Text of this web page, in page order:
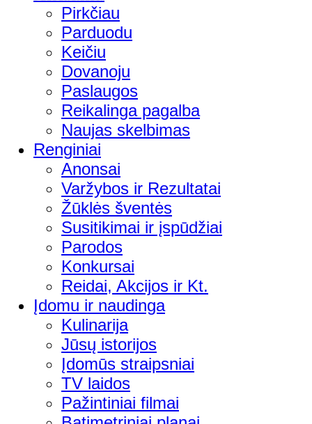
Pirkčiau
Parduodu
Keičiu
Dovanoju
Paslaugos
Reikalinga pagalba
Naujas skelbimas
Renginiai
Anonsai
Varžybos ir Rezultatai
Žūklės šventės
Susitikimai ir įspūdžiai
Parodos
Konkursai
Reidai, Akcijos ir Kt.
Įdomu ir naudinga
Kulinarija
Jūsų istorijos
Įdomūs straipsniai
TV laidos
Pažintiniai filmai